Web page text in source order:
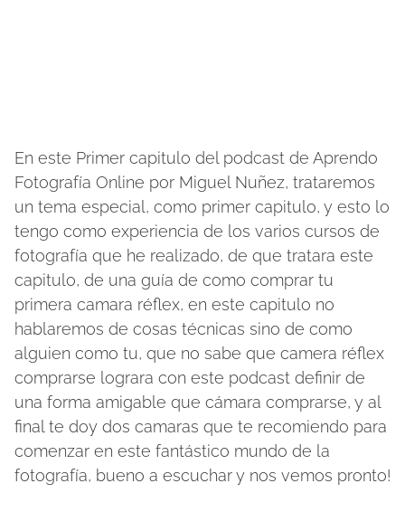
En este Primer capitulo del podcast de Aprendo
Fotografía Online por Miguel Nuñez, trataremos
un tema especial, como primer capitulo, y esto lo
tengo como experiencia de los varios cursos de
fotografía que he realizado, de que tratara este
capitulo, de una guía de como comprar tu
primera camara réflex, en este capitulo no
hablaremos de cosas técnicas sino de como
alguien como tu, que no sabe que camera réflex
comprarse lograra con este podcast definir de
una forma amigable que cámara comprarse, y al
final te doy dos camaras que te recomiendo para
comenzar en este fantástico mundo de la
fotografía, bueno a escuchar y nos vemos pronto!